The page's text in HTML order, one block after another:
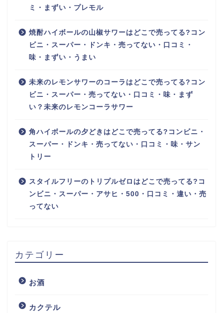
ミ・まずい・プレモル
焼酎ハイボールの山椒サワーはどこで売ってる?コン
ビニ・スーパー・ドンキ・売ってない・口コミ・
味・まずい・うまい
未来のレモンサワーのコーラはどこで売ってる?コン
ビニ・スーパー・売ってない・口コミ・味・まず
い？未来のレモンコーラサワー
角ハイボールの夕どきはどこで売ってる?コンビニ・
スーパー・ドンキ・売ってない・口コミ・味・サン
トリー
スタイルフリーのトリプルゼロはどこで売ってる?コ
ンビニ・スーパー・アサヒ・500・口コミ・違い・売
ってない
カテゴリー
お酒
カクテル